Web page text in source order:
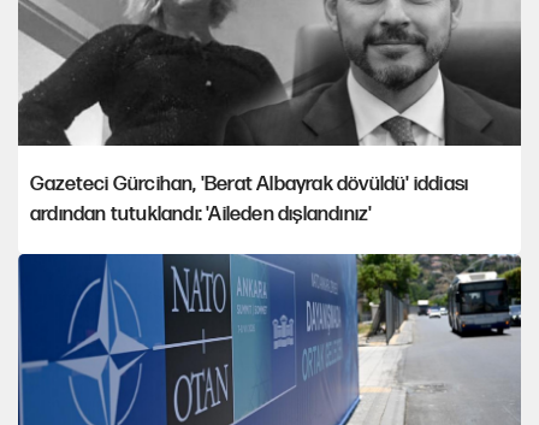
Gazeteci Gürcihan, 'Berat Albayrak dövüldü' iddiası
ardından tutuklandı: 'Aileden dışlandınız'